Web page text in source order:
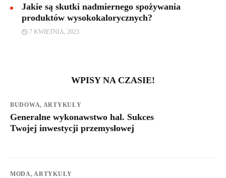
Jakie są skutki nadmiernego spożywania
produktów wysokokalorycznych?
7 KWIETNIA, 2023
WPISY NA CZASIE!
BUDOWA, ARTYKUŁY
Generalne wykonawstwo hal. Sukces
Twojej inwestycji przemysłowej
MODA, ARTYKUŁY